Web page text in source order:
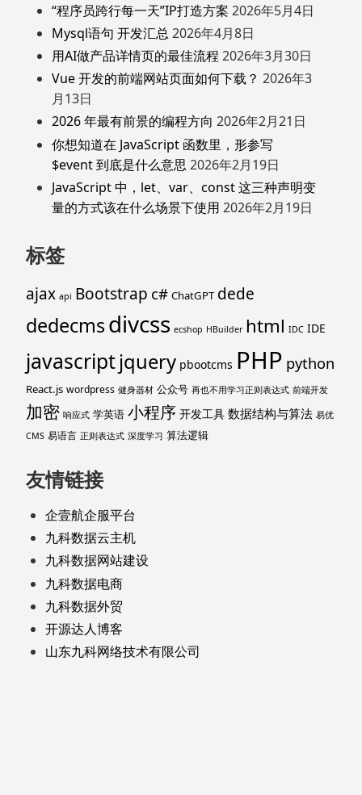
“程序员跨行每一天”IP打造方案 2026年5月4日
Mysql语句 开发汇总 2026年4月8日
用AI做产品详情页的最佳流程 2026年3月30日
Vue 开发的前端网站页面如何下载？ 2026年3
月13日
2026 年最有前景的编程方向 2026年2月21日
你想知道在 JavaScript 函数里，形参写
$event 到底是什么意思 2026年2月19日
JavaScript 中，let、var、const 这三种声明变
量的方式该在什么场景下使用 2026年2月19日
标签
ajax api Bootstrap c# ChatGPT dede
dedecmsdivcss ecshop HBuilder html IDC IDE
javascriptjquery pbootcms PHP python
React.js wordpress 健身器材 公众号 再也不用学习正则表达式 前端开发
加密 响应式 学英语 小程序 开发工具 数据结构与算法 易优
CMS 易语言 正则表达式 深度学习 算法逻辑
友情链接
企壹航企服平台
九科数据云主机
九科数据网站建设
九科数据电商
九科数据外贸
开源达人博客
山东九科网络技术有限公司